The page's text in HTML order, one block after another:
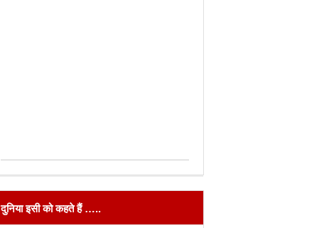
दुनिया इसी को कहते हैं …..